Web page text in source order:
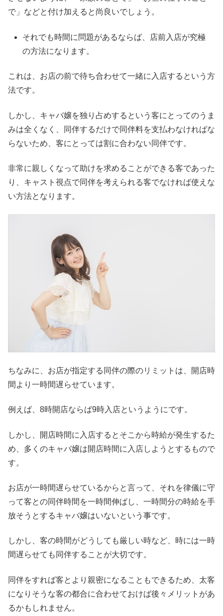
で」などと付け加えると尚良いでしょう。
それでも時間に問題があるならば、店前入店が究極
の方法になります。
これは、お店の前で待ち合わせて一緒に入店するという方
法です。
しかし、キャバ嬢を独り占めするという客にとってのうま
みは全くなく、同伴するだけで同伴料を支払わなければな
らないため、客にとっては割に合わない同伴です。
非常に親しくなって助けを求めることができる客であった
り、キャスト視点で同伴を考えられる客でなければ使えな
い方法となります。
ちなみに、お店が指定する同伴の際のリミットは、開店時
間より一時間遅らせています。
例えば、8時開店ならば9時入店というようにです。
しかし、開店時間に入店するとそこから時給が発生するた
め、多くのキャバ嬢は開店時間に入店しようとするもので
す。
お店が一時間遅らせているからと言って、それを律儀に守
って客との同伴時間を一時間伸ばし、一時間分の時給を手
放そうとするキャバ嬢はいないという事です。
しかし、客の時間がどうしても厳しい時など、時には一時
間遅らせても同伴することが大切です。
同伴をすれば客とより親密になることもできるため、太客
になりそうな客の都合に合わせておけば後々メリットがあ
るかもしれません。